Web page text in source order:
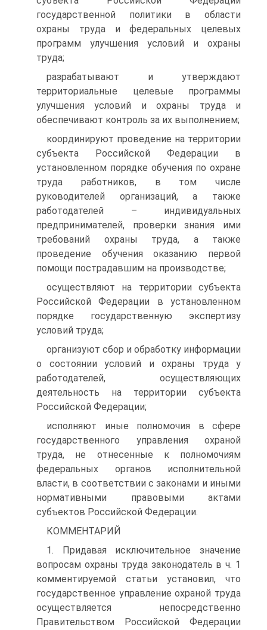
государственной политики в области
охраны труда и федеральных целевых
программ улучшения условий и охраны
труда;
разрабатывают и утверждают
территориальные целевые программы
улучшения условий и охраны труда и
обеспечивают контроль за их выполнением;
координируют проведение на территории
субъекта Российской Федерации в
установленном порядке обучения по охране
труда работников, в том числе
руководителей организаций, а также
работодателей – индивидуальных
предпринимателей, проверки знания ими
требований охраны труда, а также
проведение обучения оказанию первой
помощи пострадавшим на производстве;
осуществляют на территории субъекта
Российской Федерации в установленном
порядке государственную экспертизу
условий труда;
организуют сбор и обработку информации
о состоянии условий и охраны труда у
работодателей, осуществляющих
деятельность на территории субъекта
Российской Федерации;
исполняют иные полномочия в сфере
государственного управления охраной
труда, не отнесенные к полномочиям
федеральных органов исполнительной
власти, в соответствии с законами и иными
нормативными правовыми актами
субъектов Российской Федерации.
КОММЕНТАРИЙ
1. Придавая исключительное значение
вопросам охраны труда законодатель в ч. 1
комментируемой статьи установил, что
государственное управление охраной труда
осуществляется непосредственно
Правительством Российской Федерации